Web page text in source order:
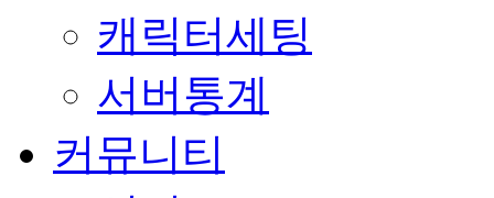
캐릭터세팅
서버통계
커뮤니티